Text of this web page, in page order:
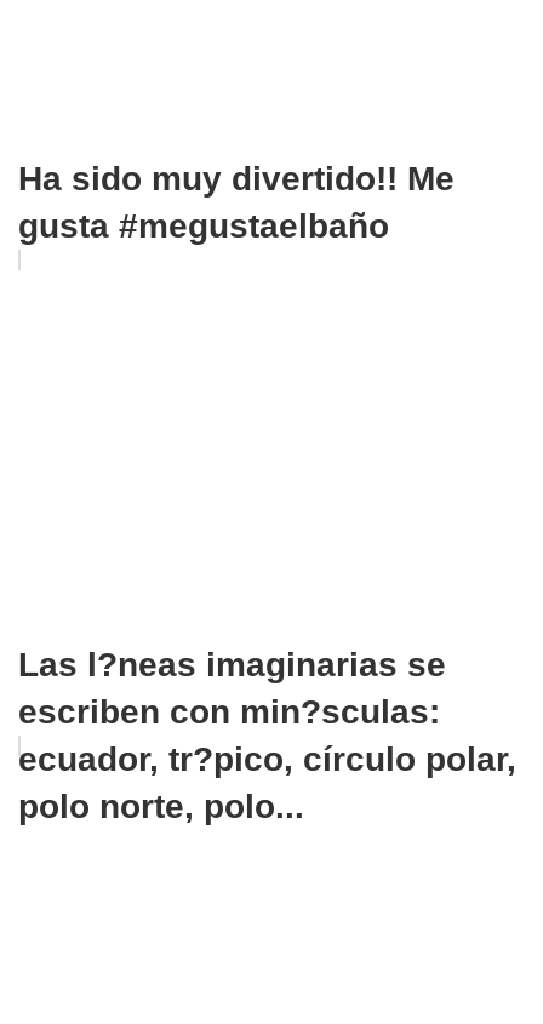
Ha sido muy divertido!! Me
gusta #megustaelbaño
Las l?neas imaginarias se
escriben con min?sculas:
ecuador, tr?pico, círculo polar,
polo norte, polo...